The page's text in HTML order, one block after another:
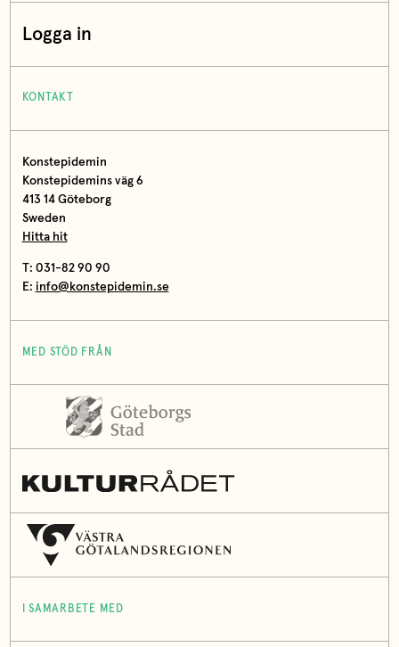
Logga in
KONTAKT
Konstepidemin
Konstepidemins väg 6
413 14 Göteborg
Sweden
Hitta hit
T: 031-82 90 90
E: info@konstepidemin.se
MED STÖD FRÅN
I SAMARBETE MED